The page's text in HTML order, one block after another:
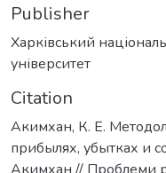
Publisher
Харківський
університет
Citation
Акимхан, К. Е.
прибылях, убытках и